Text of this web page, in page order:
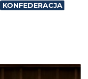
KONFEDERACJA